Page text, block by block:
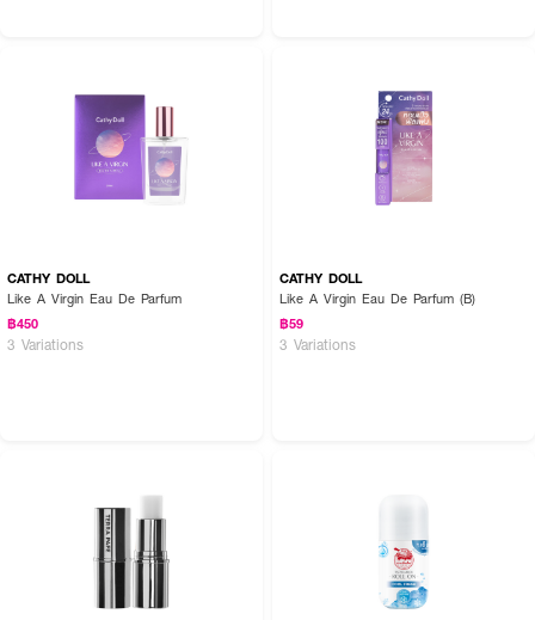
CATHY DOLL
Like A Virgin Eau De Parfum
฿450
3 Variations
CATHY DOLL
Like A Virgin Eau De Parfum (B)
฿59
3 Variations